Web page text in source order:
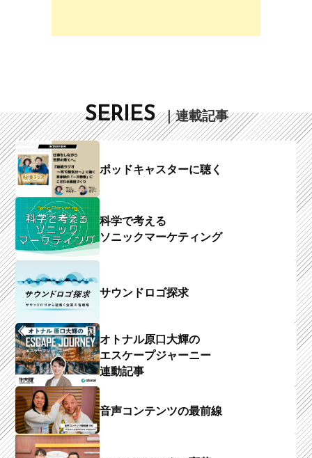
SERIES ｜連載記事
ポッドキャスターに聴く
科学で考える
ソニックマーケティング
サウンドロゴ探求
オトナル原口大輝の
エスケープジャーニー
連動記事
音声コンテンツの最前線